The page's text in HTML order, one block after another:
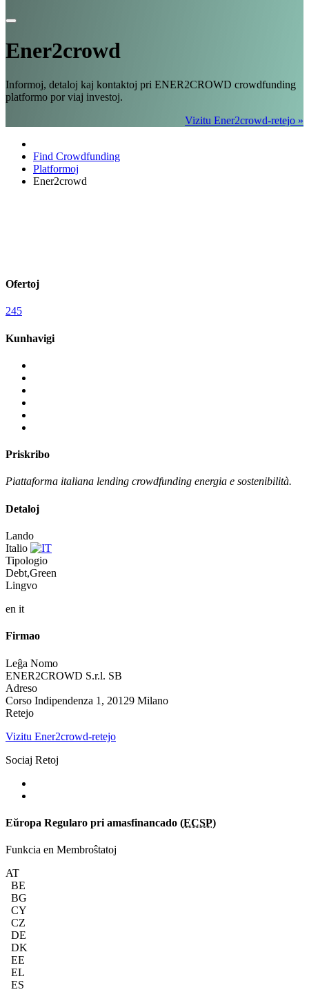
Ener2crowd
Informoj, detaloj kaj kontaktoj pri ENER2CROWD crowdfunding
platformo por viaj investoj.
Vizitu Ener2crowd-retejo »
Find Crowdfunding
Platformoj
Ener2crowd
Ofertoj
245
Kunhavigi
Priskribo
Piattaforma italiana lending crowdfunding energia e sostenibilità.
Detaloj
Lando
Italio
Tipologio
Debt,Green
Lingvo
en it
Firmao
Leĝa Nomo
ENER2CROWD S.r.l. SB
Adreso
Corso Indipendenza 1, 20129 Milano
Retejo
Vizitu Ener2crowd-retejo
Sociaj Retoj
Eŭropa Regularo pri amasfinancado (ECSP)
Funkcia en Membroŝtatoj
AT
BE
BG
CY
CZ
DE
DK
EE
EL
ES